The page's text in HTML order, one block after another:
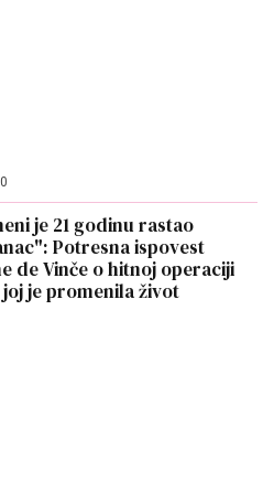
0
je 21 godinu rastao
Potresna ispovest
de Vinče o hitnoj operaciji
je promenila život